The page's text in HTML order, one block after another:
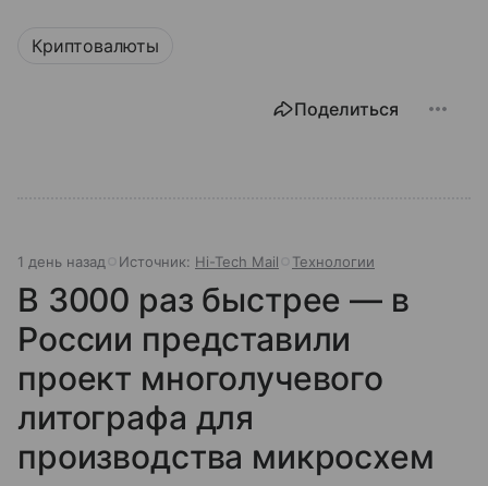
Криптовалюты
Поделиться
1 день назад Источник: Hi-Tech Mail Технологии
В 3000 раз быстрее — в
России представили
проект многолучевого
литографа для
производства микросхем